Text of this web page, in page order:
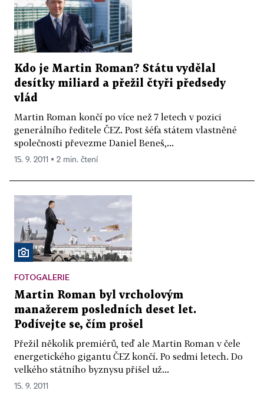
Kdo je Martin Roman? Státu vydělal
desítky miliard a přežil čtyři předsedy
vlád
Martin Roman končí po více než 7 letech v pozici
generálního ředitele ČEZ. Post šéfa státem vlastněné
společnosti převezme Daniel Beneš,...
15. 9. 2011 ▪ 2 min. čtení
FOTOGALERIE
Martin Roman byl vrcholovým
manažerem posledních deset let.
Podívejte se, čím prošel
Přežil několik premiérů, teď ale Martin Roman v čele
energetického gigantu ČEZ končí. Po sedmi letech. Do
velkého státního byznysu přišel už...
15. 9. 2011